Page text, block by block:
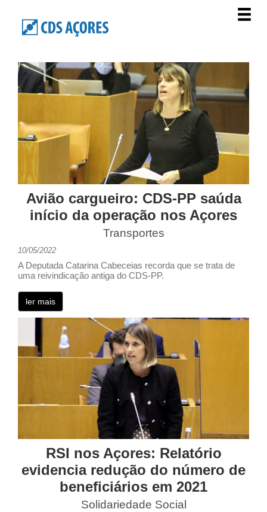
Avião cargueiro: CDS-PP saúda
início da operação nos Açores
Transportes
10/05/2022
A Deputada Catarina Cabeceias recorda que se trata de
uma reivindicação antiga do CDS-PP.
ler mais
RSI nos Açores: Relatório
evidencia redução do número de
beneficiários em 2021
Solidariedade Social